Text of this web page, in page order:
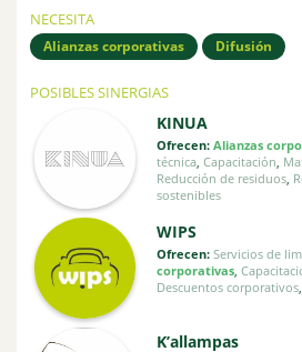
NECESITA
Alianzas corporativas Difusión
POSIBLES SINERGIAS
KINUA
Ofrecen: Alianzas
técnica, Capacitación
Reducción de residuos,
sostenibles
WIPS
Ofrecen: Servicios de
corporativas,
Descuentos corporativos,
K’allampas